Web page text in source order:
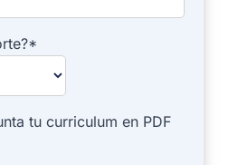
tu curriculum en PDF